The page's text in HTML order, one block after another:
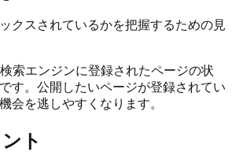
クスされているかを把握するための見
索エンジンに登録されたページの状
す。公開したいページが登録されてい
会を逃しやすくなります。
ト